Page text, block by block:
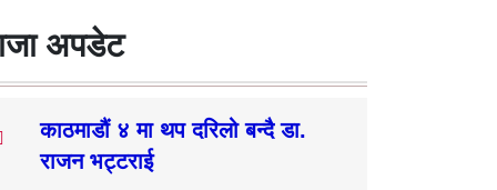
अपडेट
काठमाडौं ४ मा थप दरिलो बन्दै डा.
राजन भट्टराई